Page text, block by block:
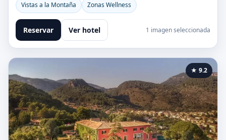
Vistas a la Montaña
Zonas Wellness
Reservar Ver hotel 1 imagen seleccionada
★ 9.2